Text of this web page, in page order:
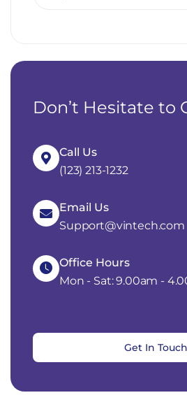
Don’t Hesitate to
Call Us
(123) 213-1232
Email Us
Support@vintech.com
Office Hours
Mon - Sat: 9.00am -